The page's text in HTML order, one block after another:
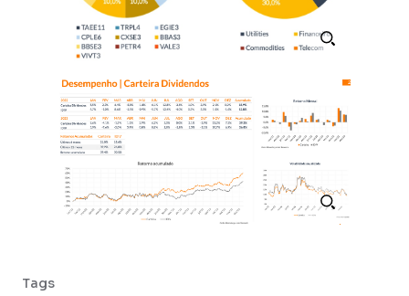
Tags